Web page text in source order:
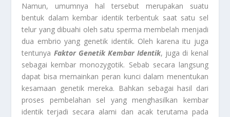
Namun, umumnya hal tersebut merupakan suatu
bentuk dalam kembar identik terbentuk saat satu sel
telur yang dibuahi oleh satu sperma membelah menjadi
dua embrio yang genetik identik. Oleh karena itu juga
tentunya Faktor Genetik Kembar Identik, juga di kenal
sebagai kembar monozygotik. Sebab secara langsung
dapat bisa memainkan peran kunci dalam menentukan
kesamaan genetik mereka. Bahkan sebagai hasil dari
proses pembelahan sel yang menghasilkan kembar
identik terjadi secara alami dan acak terutama pada